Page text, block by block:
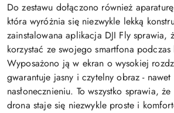
Do zestawu dołączono również
która wyróżnia się niezwykle lekką
zainstalowana aplikacja DJI Fly sprawia,
korzystać ze swojego smartfona
Wyposażono ją w ekran o wysokiej
gwarantuje jasny i czytelny obraz - nawet
nasłonecznieniu. To wszystko sprawia,
drona staje się niezwykle proste i